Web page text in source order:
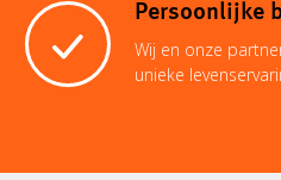
Persoonlijke
Wij en onze
unieke